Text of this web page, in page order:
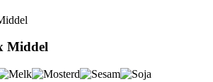
Middel